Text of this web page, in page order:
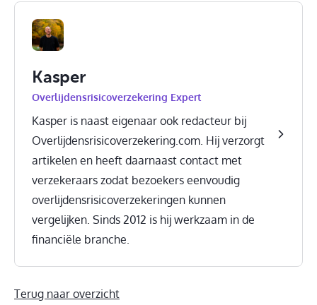
Kasper
Overlijdensrisicoverzekering Expert
Kasper is naast eigenaar ook redacteur bij
Overlijdensrisicoverzekering.com. Hij verzorgt
artikelen en heeft daarnaast contact met
verzekeraars zodat bezoekers eenvoudig
overlijdensrisicoverzekeringen kunnen
vergelijken. Sinds 2012 is hij werkzaam in de
financiële branche.
Terug naar overzicht